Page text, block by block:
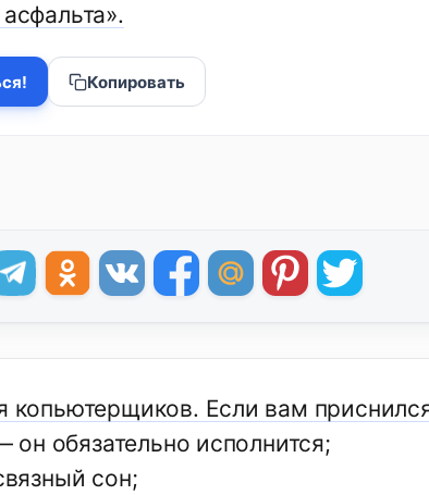
Копировать
копьютерщиков. Если вам
он обязательно исполнится;
сон;